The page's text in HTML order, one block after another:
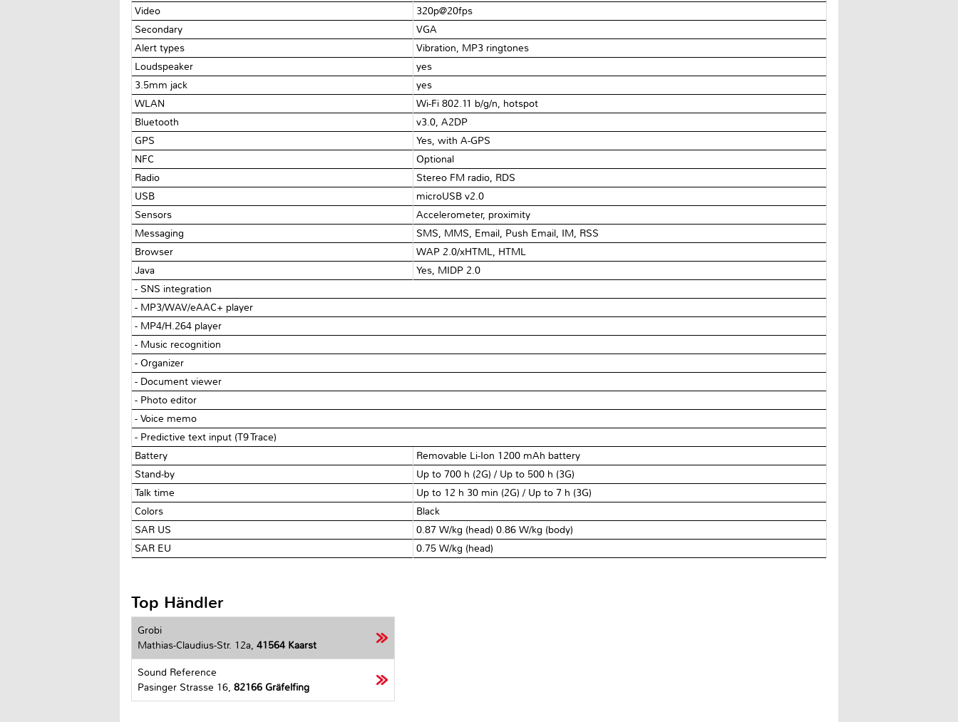
Video
320p@20fps
Secondary
VGA
Alert types
Vibration, MP3 ringtones
Loudspeaker
yes
3.5mm jack
yes
WLAN
Wi-Fi 802.11 b/g/n, hotspot
Bluetooth
v3.0, A2DP
GPS
Yes, with A-GPS
NFC
Optional
Radio
Stereo FM radio, RDS
USB
microUSB v2.0
Sensors
Accelerometer, proximity
Messaging
SMS, MMS, Email, Push Email, IM, RSS
Browser
WAP 2.0/xHTML, HTML
Java
Yes, MIDP 2.0
- SNS integration
- MP3/WAV/eAAC+ player
- MP4/H.264 player
- Music recognition
- Organizer
- Document viewer
- Photo editor
- Voice memo
- Predictive text input (T9 Trace)
Battery
Removable Li-Ion 1200 mAh battery
Stand-by
Up to 700 h (2G) / Up to 500 h (3G)
Talk time
Up to 12 h 30 min (2G) / Up to 7 h (3G)
Colors
Black
SAR US
0.87 W/kg (head) 0.86 W/kg (body)
SAR EU
0.75 W/kg (head)
Top Händler
Grobi
Mathias-Claudius-Str. 12a, 41564 Kaarst
Sound Reference
Pasinger Strasse 16, 82166 Gräfelfing